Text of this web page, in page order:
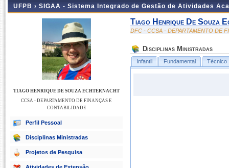
UFPB › SIGAA - Sistema Integrado de Gestão de Atividades
TIAGO HENRIQUE DE SOUZA ECHTERNACHT
CCSA - DEPARTAMENTO DE FINANÇAS E
CONTABILIDADE
Perfil Pessoal
Disciplinas Ministradas
Projetos de Pesquisa
Tiago Henrique De Souza
DFC - CCSA - DEPARTAMENTO DE
Disciplinas Ministradas
Infantil Fundamental Técnico